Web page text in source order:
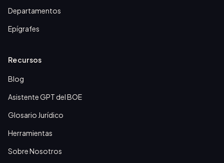
Departamentos
Epígrafes
Recursos
Blog
Asistente GPT del BOE
Glosario Jurídico
Herramientas
Sobre Nosotros